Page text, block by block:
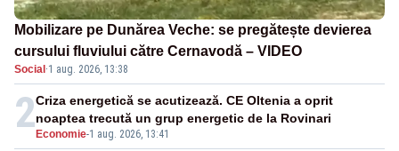
Mobilizare pe Dunărea Veche: se pregătește devierea
cursului fluviului către Cernavodă – VIDEO
Social ·1 aug. 2026, 13:38
2 Economie-1 aug. 2026, 13:41
Criza energetică se acutizează. CE Oltenia a oprit
noaptea trecută un grup energetic de la Rovinari